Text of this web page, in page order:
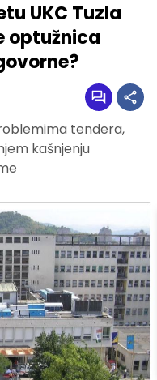
UKC Tuzla
optužnica
tendera,
kašnjenju